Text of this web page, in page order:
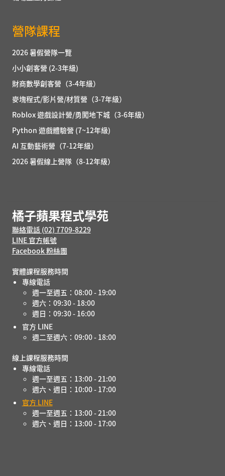
營隊課程
2026 暑假營隊一覽
小小創客營 (2-3年級)
財商數學創客營（3-4年級）
麥塊程式/影片營/材質營（3-7年級）
Roblox 遊戲設計營/勇闖地下城（3-6年級）
Python 遊戲體驗營 (7~12年級)
AI 互動藝術營（7-12年級）
2026 暑假線上營隊（8-12年級）
橘子蘋果程式學苑
聯絡電話 (02) 7709-8229
LINE 官方帳號
Facebook 粉絲團
實體課程服務時間
專線電話
週一至週五：08:00 - 19:00
週六：09:30 - 18:00
週日：09:30 - 16:00
官方 LINE
週二至週六：09:00 - 18:00
線上課程服務時間
專線電話
週一至週五：13:00 - 21:00
週六、週日：10:00 - 17:00
官方 LINE
週一至週五：13:00 - 21:00
週六、週日：13:00 - 17:00